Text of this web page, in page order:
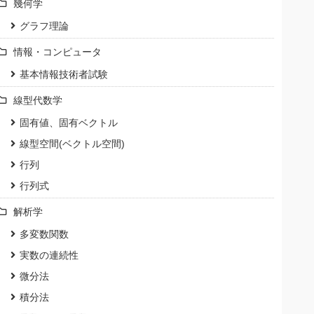
幾何学
グラフ理論
情報・コンピュータ
基本情報技術者試験
線型代数学
固有値、固有ベクトル
線型空間(ベクトル空間)
行列
行列式
解析学
多変数関数
実数の連続性
微分法
積分法